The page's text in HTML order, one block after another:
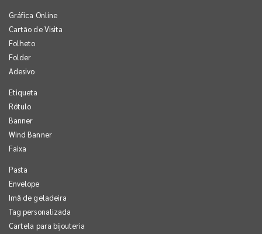
Gráfica Online
Cartão de Visita
Folheto
Folder
Adesivo
Etiqueta
Rótulo
Banner
Wind Banner
Faixa
Pasta
Envelope
Imã de geladeira
Tag personalizada
Cartela para bijouteria